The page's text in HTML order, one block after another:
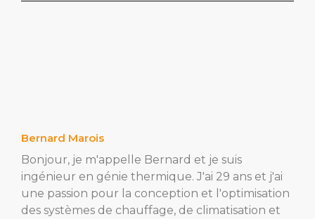
Bernard Marois
Bonjour, je m'appelle Bernard et je suis
ingénieur en génie thermique. J'ai 29 ans et j'ai
une passion pour la conception et l'optimisation
des systèmes de chauffage, de climatisation et